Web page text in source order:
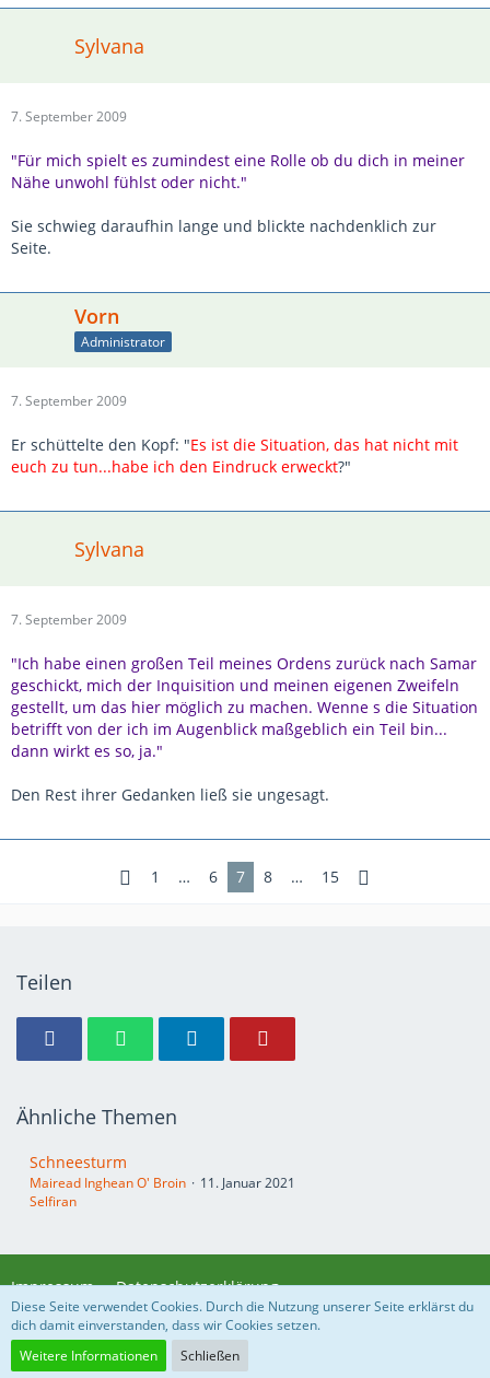
Sylvana
7. September 2009
"Für mich spielt es zumindest eine Rolle ob du dich in meiner
Nähe unwohl fühlst oder nicht."
Sie schwieg daraufhin lange und blickte nachdenklich zur
Seite.
Vorn
Administrator
7. September 2009
Er schüttelte den Kopf: "Es ist die Situation, das hat nicht mit
euch zu tun...habe ich den Eindruck erweckt?"
Sylvana
7. September 2009
"Ich habe einen großen Teil meines Ordens zurück nach Samar
geschickt, mich der Inquisition und meinen eigenen Zweifeln
gestellt, um das hier möglich zu machen. Wenne s die Situation
betrifft von der ich im Augenblick maßgeblich ein Teil bin...
dann wirkt es so, ja."
Den Rest ihrer Gedanken ließ sie ungesagt.
1 … 6 7 8 … 15
Teilen
Ähnliche Themen
Schneesturm
Mairead Inghean O' Broin
11. Januar 2021
Selfiran
Impressum Datenschutzerklärung
Community-Software:
Diese Seite verwendet Cookies. Durch die Nutzung unserer Seite erklärst du
dich damit einverstanden, dass wir Cookies setzen.
Weitere Informationen
Schließen